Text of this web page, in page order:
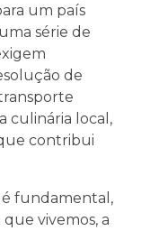
um país
série de
de
culinária local,
contribui
é fundamental,
vivemos, a